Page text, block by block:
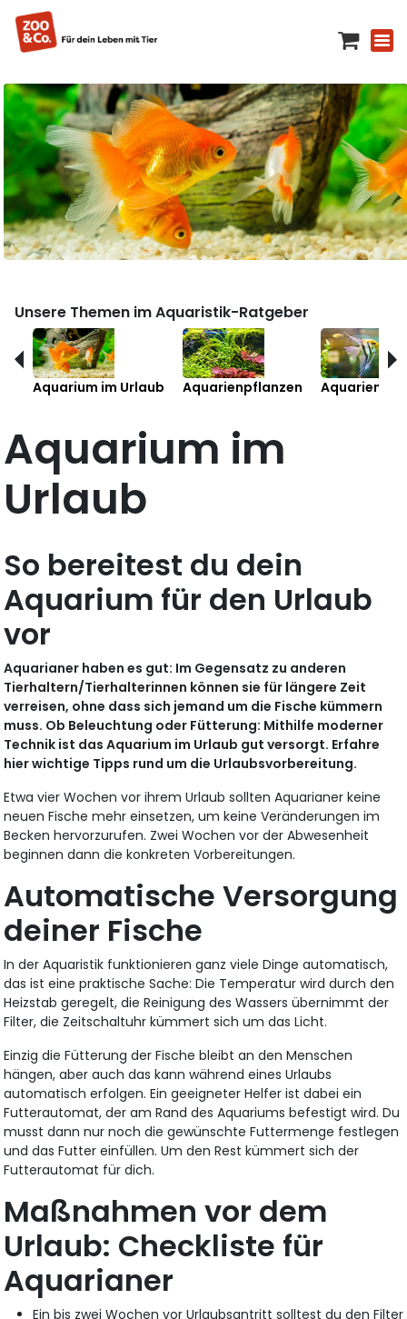
Unsere Themen im Aquaristik-Ratgeber
Aquarium im Urlaub Aquarienpflanzen
Aquarium im
Urlaub
So bereitest du dein
Aquarium für den Urlaub
vor
Aquarianer haben es gut: Im Gegensatz zu anderen
Tierhaltern/Tierhalterinnen können sie für längere Zeit
verreisen, ohne dass sich jemand um die Fische kümmern
muss. Ob Beleuchtung oder Fütterung: Mithilfe moderner
Technik ist das Aquarium im Urlaub gut versorgt. Erfahre
hier wichtige Tipps rund um die Urlaubsvorbereitung.
Etwa vier Wochen vor ihrem Urlaub sollten Aquarianer keine
neuen Fische mehr einsetzen, um keine Veränderungen im
Becken hervorzurufen. Zwei Wochen vor der Abwesenheit
beginnen dann die konkreten Vorbereitungen.
Automatische Versorgung
deiner Fische
In der Aquaristik funktionieren ganz viele Dinge automatisch,
das ist eine praktische Sache: Die Temperatur wird durch den
Heizstab geregelt, die Reinigung des Wassers übernimmt der
Filter, die Zeitschaltuhr kümmert sich um das Licht.
Einzig die Fütterung der Fische bleibt an den Menschen
hängen, aber auch das kann während eines Urlaubs
automatisch erfolgen. Ein geeigneter Helfer ist dabei ein
Futterautomat, der am Rand des Aquariums befestigt wird. Du
musst dann nur noch die gewünschte Futtermenge festlegen
und das Futter einfüllen. Um den Rest kümmert sich der
Futterautomat für dich.
Maßnahmen vor dem
Urlaub: Checkliste für
Aquarianer
Ein bis zwei Wochen vor Urlaubsantritt solltest du den Filter